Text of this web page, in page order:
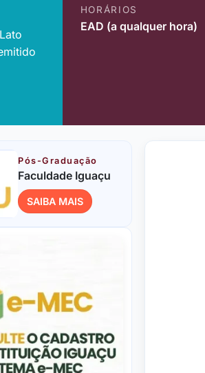
HORÁRIOS
EAD (a qualquer hora)
Pós-Graduação
Faculdade Iguaçu
SAIBA MAIS